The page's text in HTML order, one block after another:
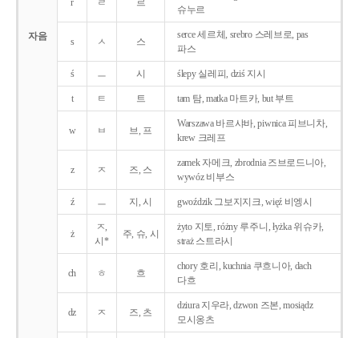
자음
r ㄹ 르
슈누르
s ㅅ 스
serce 세르체, srebro 스레브로, pas
파스
ś ㅡ 시 ślepy 실레피, dziś 지시
t ㅌ 트 tam 탐, matka 마트카, but 부트
w ㅂ 브, 프
Warszawa 바르샤바, piwnica 피브니차,
krew 크레프
z ㅈ 즈, 스
zamek 자메크, zbrodnia 즈브로드니아,
wywóz 비부스
ź ㅡ 지, 시 gwoździk 그보지지크, więź 비엥시
ż
ㅈ,
시*
주, 슈, 시
żyto 지토, różny 루주니, łyżka 위슈카,
straż 스트라시
ch ㅎ 흐
chory 호리, kuchnia 쿠흐니아, dach
다흐
dz ㅈ 즈, 츠
dziura 지우라, dzwon 즈본, mosiądz
모시옹츠